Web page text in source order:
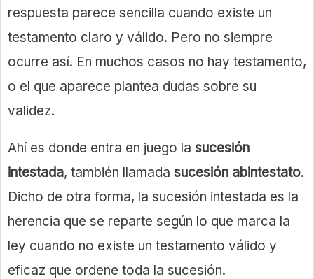
respuesta parece sencilla cuando existe un
testamento claro y válido. Pero no siempre
ocurre así. En muchos casos no hay testamento,
o el que aparece plantea dudas sobre su
validez.
Ahí es donde entra en juego la sucesión
intestada, también llamada sucesión abintestato.
Dicho de otra forma, la sucesión intestada es la
herencia que se reparte según lo que marca la
ley cuando no existe un testamento válido y
eficaz que ordene toda la sucesión.